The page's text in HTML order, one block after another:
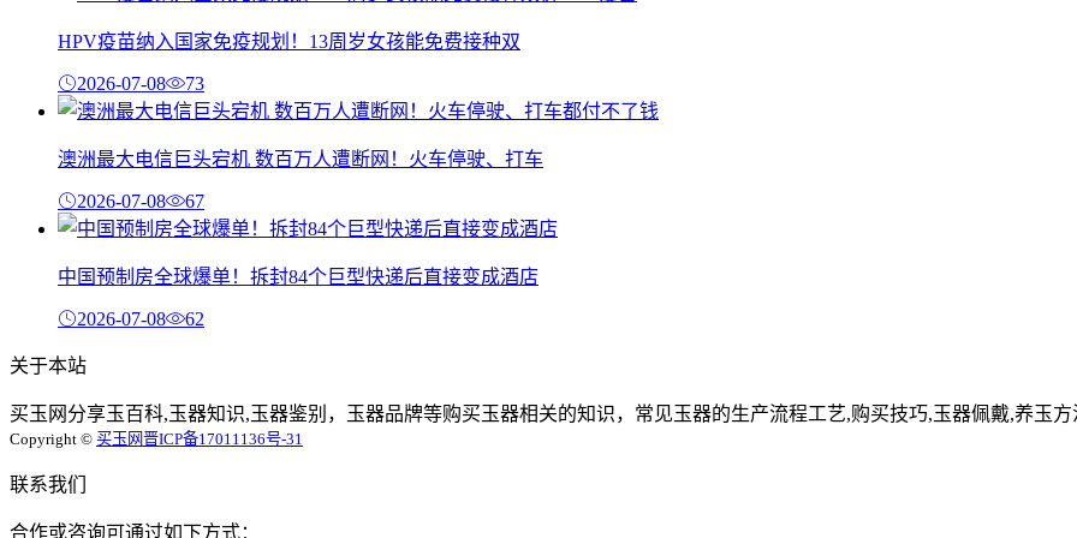
HPV疫苗纳入国家免疫规划！13周岁女孩能免费接种双
2026-07-08 73
澳洲最大电信巨头宕机 数百万人遭断网！火车停驶、打车
2026-07-08 67
中国预制房全球爆单！拆封84个巨型快递后直接变成酒店
2026-07-08 62
关于本站
买玉网分享玉百科,玉器知识,玉器鉴别，玉器品牌等购买玉器相关的知识，常见玉器的生产流程工艺,购买技巧,玉器佩戴,养玉方
Copyright © 买玉网晋ICP备17011136号-31
联系我们
合作或咨询可通过如下方式：